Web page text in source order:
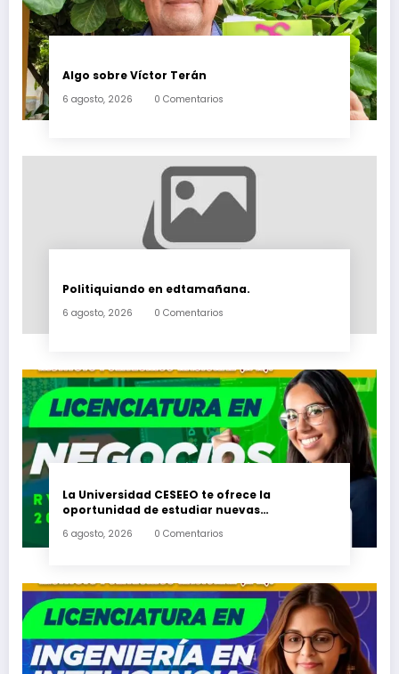
Algo sobre Víctor Terán
6 agosto, 2026 0 Comentarios
Politiquiando en edtamañana.
6 agosto, 2026 0 Comentarios
La Universidad CESEEO te ofrece la
oportunidad de estudiar nuevas
Escondido, Ixtepec y en la Matriz Juchitán.
6 agosto, 2026 0 Comentarios